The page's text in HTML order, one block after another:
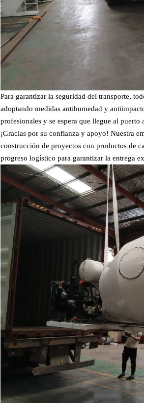
Para garantizar la seguridad del transporte,
adoptando medidas antihumedad y
profesionales y se espera que llegue al puerto
¡Gracias por su confianza y apoyo! Nuestra
construcción de proyectos con productos de
progreso logístico para garantizar la entrega